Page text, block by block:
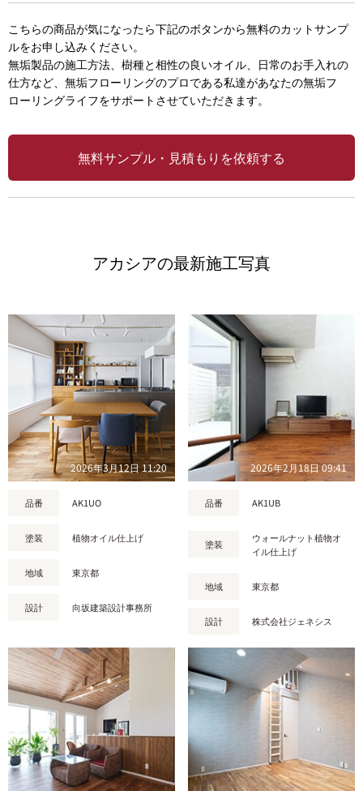
こちらの商品が気になったら下記のボタンから無料のカットサンプ
ルをお申し込みください。
無垢製品の施工方法、樹種と相性の良いオイル、日常のお手入れの
仕方など、無垢フローリングのプロである私達があなたの無垢フ
ローリングライフをサポートさせていただきます。
無料サンプル・見積もりを依頼する
アカシアの最新施工写真
2026年3月12日 11:20
品番 AK1UO
塗装 植物オイル仕上げ
地域 東京都
設計 向坂建築設計事務所
2026年2月18日 09:41
品番 AK1UB
塗装
ウォールナット植物オ
イル仕上げ
地域 東京都
設計 株式会社ジェネシス